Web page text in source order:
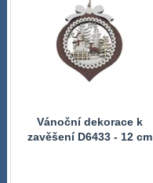
Vánoční dekorace k
zavěšení D6433 - 12 cm